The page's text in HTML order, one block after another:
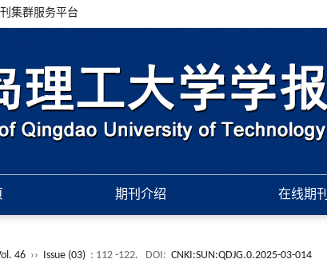
集群服务平台
期刊介绍 在线期刊
46 ›› Issue (03) : 112 -122. DOI: CNKI:SUN:QDJG.0.2025-03-014